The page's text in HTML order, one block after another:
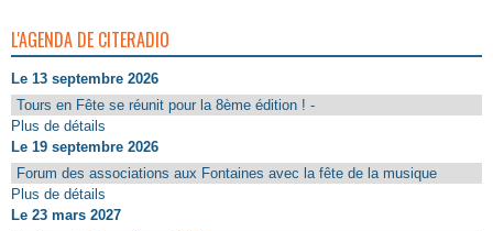
L'AGENDA DE CITERADIO
Le 13 septembre 2026
Tours en Fête se réunit pour la 8ème édition ! -
Plus de détails
Le 19 septembre 2026
Forum des associations aux Fontaines avec la fête de la musique
Plus de détails
Le 23 mars 2027